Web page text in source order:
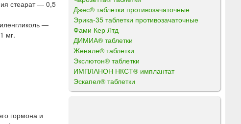
стеарат — 0,5
—
мг.
гормона и
Джес® таблетки противозачаточные
Эрика-35 таблетки противозачаточные
Фами Кер Лтд
ДИМИА® таблетки
Женале® таблетки
Экслютон® таблетки
ИМПЛАНОН НКСТ® имплантат
Эскапел® таблетки